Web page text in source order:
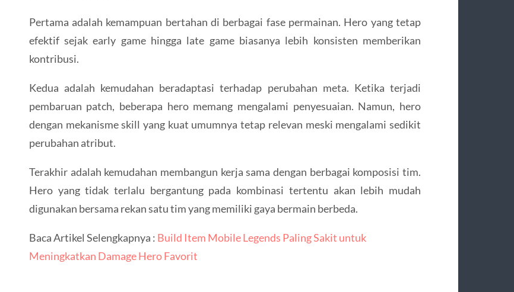
Pertama adalah kemampuan bertahan di berbagai fase permainan. Hero yang tetap
efektif sejak early game hingga late game biasanya lebih konsisten memberikan
kontribusi.
Kedua adalah kemudahan beradaptasi terhadap perubahan meta. Ketika terjadi
pembaruan patch, beberapa hero memang mengalami penyesuaian. Namun, hero
dengan mekanisme skill yang kuat umumnya tetap relevan meski mengalami sedikit
perubahan atribut.
Terakhir adalah kemudahan membangun kerja sama dengan berbagai komposisi tim.
Hero yang tidak terlalu bergantung pada kombinasi tertentu akan lebih mudah
digunakan bersama rekan satu tim yang memiliki gaya bermain berbeda.
Baca Artikel Selengkapnya : Build Item Mobile Legends Paling Sakit untuk
Meningkatkan Damage Hero Favorit